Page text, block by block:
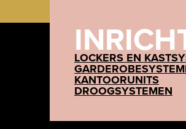
LOCKERS EN
KANTOORUNITS
DROOGSYSTEMEN